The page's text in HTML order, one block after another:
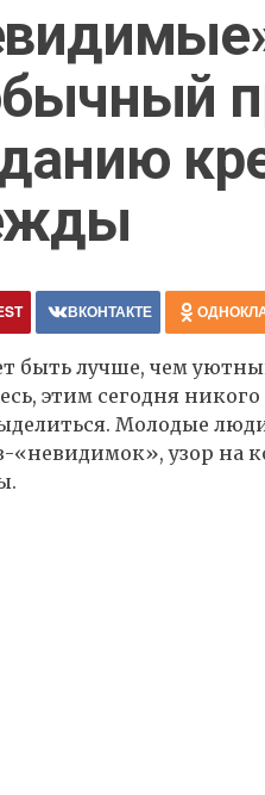
ВКОНТАКТЕ
быть лучше, чем
этим сегодня
Молодые
«невидимок», узор на